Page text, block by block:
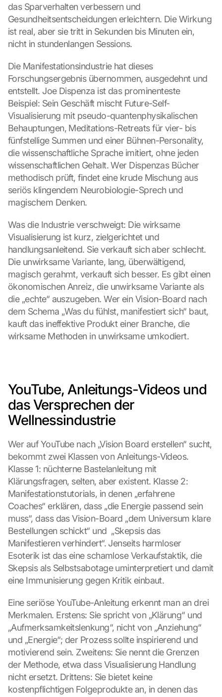
das Sparverhalten verbessern und
Gesundheitsentscheidungen erleichtern. Die Wirkung
ist real, aber sie tritt in Sekunden bis Minuten ein,
nicht in stundenlangen Sessions.
Die Manifestationsindustrie hat dieses
Forschungsergebnis übernommen, ausgedehnt und
entstellt. Joe Dispenza ist das prominenteste
Beispiel: Sein Geschäft mischt Future-Self-
Visualisierung mit pseudo-quantenphysikalischen
Behauptungen, Meditations-Retreats für vier- bis
fünfstellige Summen und einer Bühnen-Personality,
die wissenschaftliche Sprache imitiert, ohne jeden
wissenschaftlichen Gehalt. Wer Dispenzas Bücher
methodisch prüft, findet eine krude Mischung aus
seriös klingendem Neurobiologie-Sprech und
magischem Denken.
Was die Industrie verschweigt: Die wirksame
Visualisierung ist kurz, zielgerichtet und
handlungsanleitend. Sie verkauft sich aber schlecht.
Die unwirksame Variante, lang, überwältigend,
magisch gerahmt, verkauft sich besser. Es gibt einen
ökonomischen Anreiz, die unwirksame Variante als
die „echte“ auszugeben. Wer ein Vision-Board nach
dem Schema „Was du fühlst, manifestiert sich“ baut,
kauft das ineffektive Produkt einer Branche, die
wirksame Methoden in unwirksame umkodiert.
YouTube, Anleitungs-Videos und
das Versprechen der
Wellnessindustrie
Wer auf YouTube nach „Vision Board erstellen“ sucht,
bekommt zwei Klassen von Anleitungs-Videos.
Klasse 1: nüchterne Bastelanleitung mit
Klärungsfragen, selten, aber existent. Klasse 2:
Manifestationstutorials, in denen „erfahrene
Coaches“ erklären, dass „die Energie passend sein
muss“, dass das Vision-Board „dem Universum klare
Bestellungen schickt“ und  „Skepsis das
Manifestieren verhindert“. Jenseits harmloser
Esoterik ist das eine schamlose Verkaufstaktik, die
Skepsis als Selbstsabotage uminterpretiert und damit
eine Immunisierung gegen Kritik einbaut.
Eine seriöse YouTube-Anleitung erkennt man an drei
Merkmalen. Erstens: Sie spricht von „Klärung“ und
„Aufmerksamkeitslenkung“, nicht von „Anziehung“
und „Energie“; der Prozess sollte inspirierend und
motivierend sein. Zweitens: Sie nennt die Grenzen
der Methode, etwa dass Visualisierung Handlung
nicht ersetzt. Drittens: Sie bietet keine
kostenpflichtigen Folgeprodukte an, in denen das